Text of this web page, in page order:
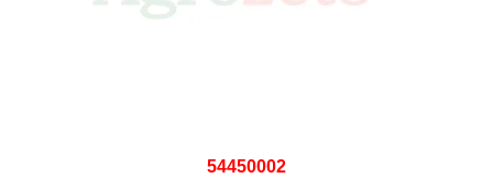
54450002